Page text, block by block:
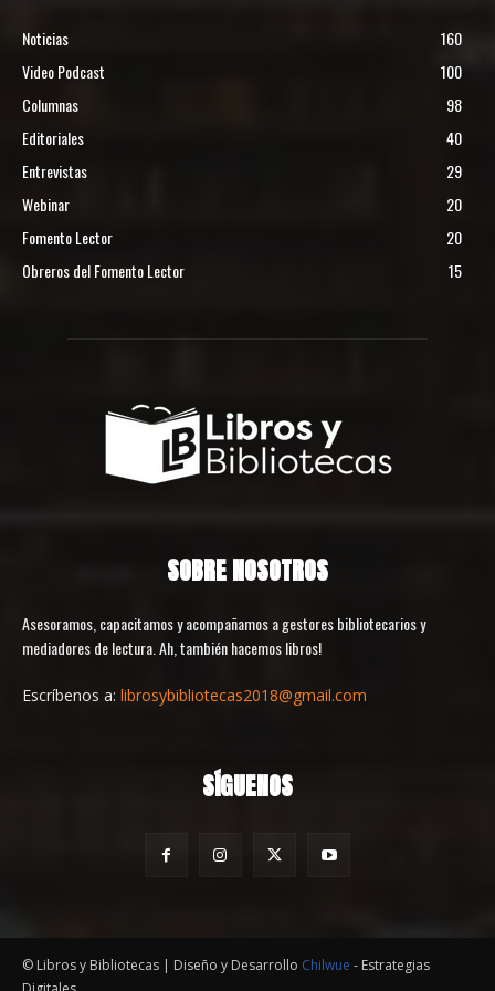
Noticias
160
Video Podcast
100
Columnas
98
Editoriales
40
Entrevistas
29
Webinar
20
Fomento Lector
20
Obreros del Fomento Lector
15
SOBRE NOSOTROS
Asesoramos, capacitamos y acompañamos a gestores bibliotecarios y
mediadores de lectura. Ah, también hacemos libros!
Escríbenos a: librosybibliotecas2018@gmail.com
SÍGUENOS
© Libros y Bibliotecas | Diseño y Desarrollo Chilwue - Estrategias